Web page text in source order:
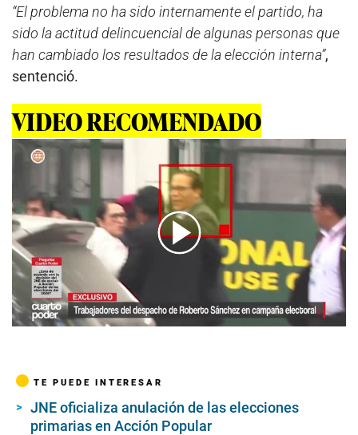
“El problema no ha sido internamente el partido, ha
sido la actitud delincuencial de algunas personas que
han cambiado los resultados de la elección interna”,
sentenció.
VIDEO RECOMENDADO
00:00/04:59
TE PUEDE INTERESAR
JNE oficializa anulación de las elecciones
primarias en Acción Popular